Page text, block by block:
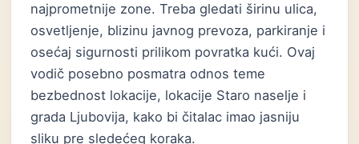
najprometnije zone. Treba gledati širinu ulica,
osvetljenje, blizinu javnog prevoza, parkiranje i
osećaj sigurnosti prilikom povratka kući. Ovaj
vodič posebno posmatra odnos teme
bezbednost lokacije, lokacije Staro naselje i
grada Ljubovija, kako bi čitalac imao jasniju
sliku pre sledećeg koraka.